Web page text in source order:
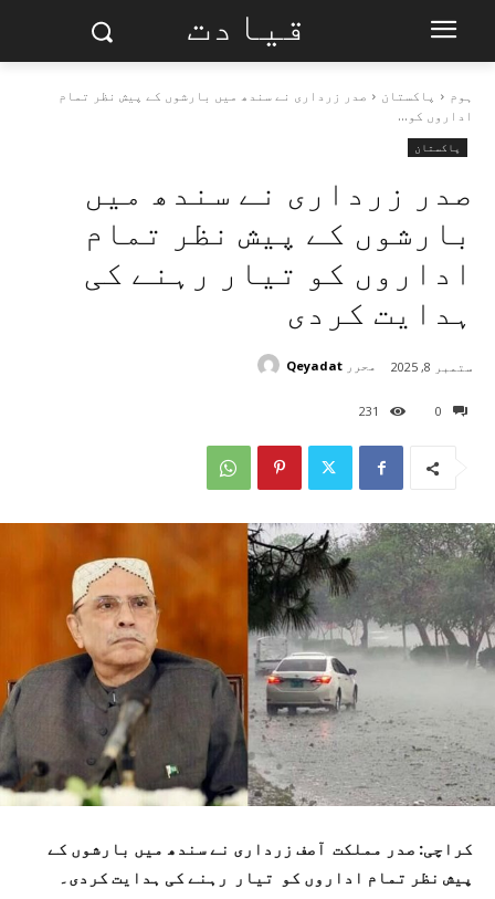
قیادت
ہوم پاکستان
صدر زرداری نے سندھ میں بارشوں کے پیش نظر تمام
اداروں کو...
پاکستان
صدر زرداری نے سندھ میں
بارشوں کے پیش نظر تمام
اداروں کو تیار رہنے کی
ہدایت کردی
0
231
ستمبر 8, 2025 محرر Qeyadat
کراچی: صدر مملکت آصف زرداری نے سندھ میں بارشوں کے
پیش نظر تمام اداروں کو تیار رہنے کی ہدایت کردی۔